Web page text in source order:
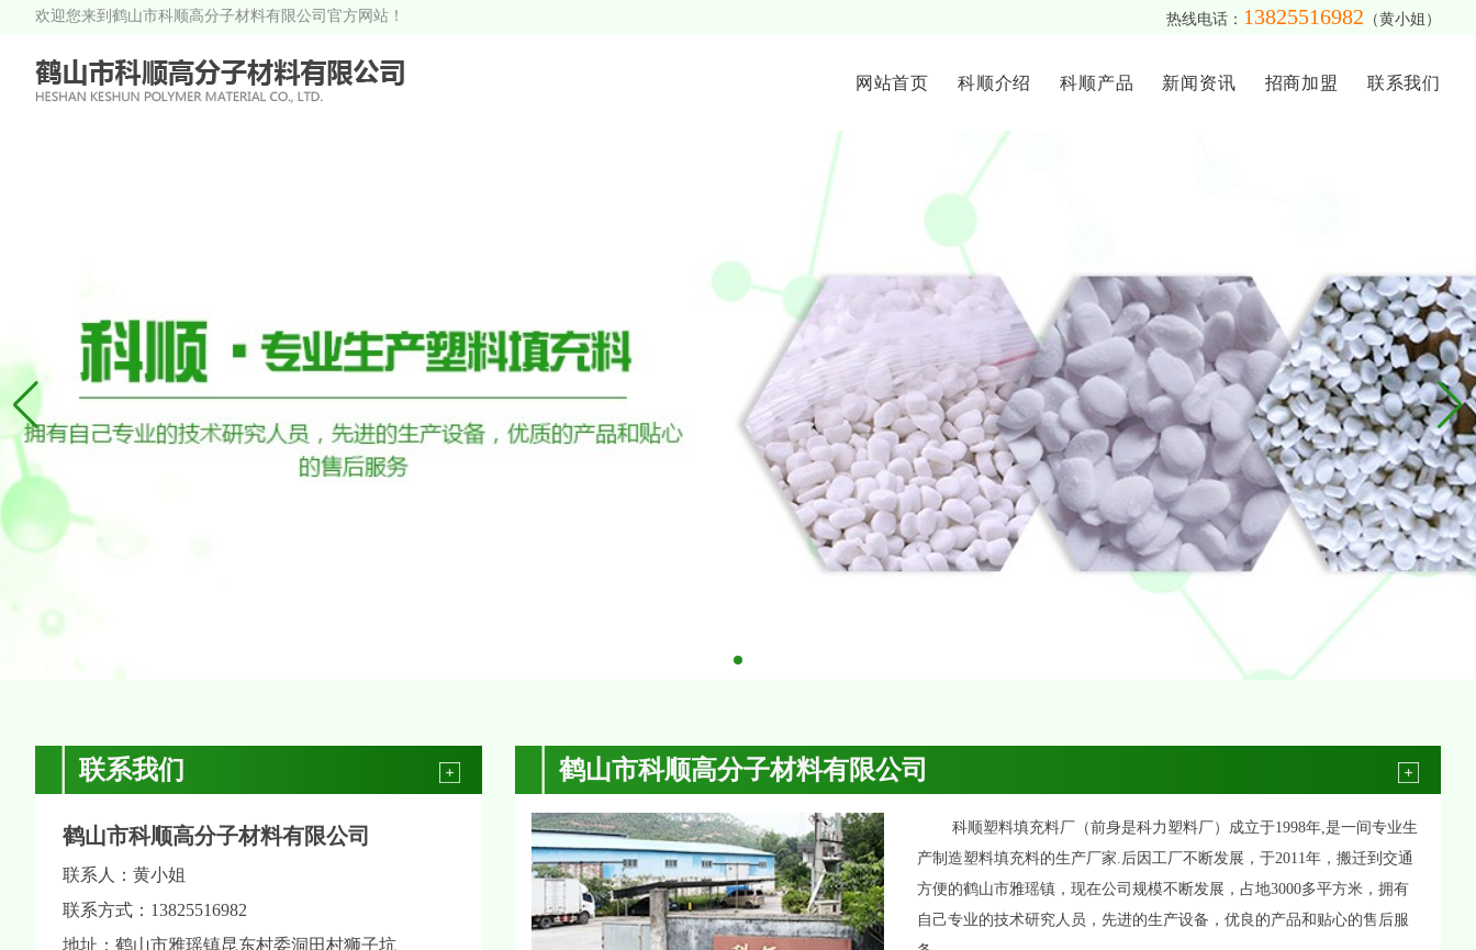
欢迎您来到鹤山市科顺高分子材料有限公司官方网站！ 热线电话： 13825516982 （黄小姐）
网站首页 科顺介绍 科顺产品 新闻资讯 招商加盟 联系我们
联系我们
鹤山市科顺高分子材料有限公司
联系人：黄小姐
联系方式：13825516982
地址：鹤山市雅瑶镇昆东村委洞田村狮子坑
鹤山市科顺高分子材料有限公司
科顺塑料填充料厂（前身是科力塑料厂）成立于1998年,是一间专业生
产制造塑料填充料的生产厂家.后因工厂不断发展，于2011年，搬迁到交通
方便的鹤山市雅瑶镇，现在公司规模不断发展，占地3000多平方米，拥有
自己专业的技术研究人员，先进的生产设备，优良的产品和贴心的售后服